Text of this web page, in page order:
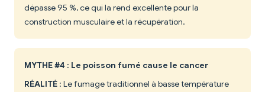
dépasse 95 %, ce qui la rend excellente pour la
construction musculaire et la récupération.
MYTHE #4 : Le poisson fumé cause le cancer
RÉALITÉ : Le fumage traditionnel à basse température